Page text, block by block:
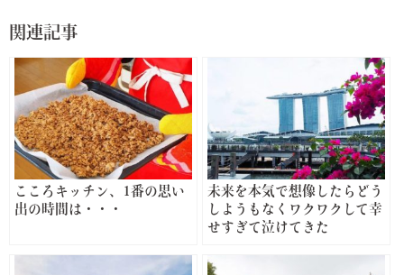
関連記事
こころキッチン、1番の思い
出の時間は・・・
未来を本気で想像したらどう
しようもなくワクワクして幸
せすぎて泣けてきた